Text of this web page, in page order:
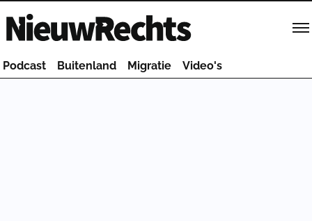
Homepage van NieuwRechts
Podcast Buitenland Migratie Video's